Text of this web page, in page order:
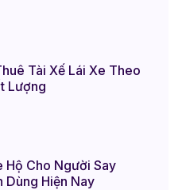
Tài Xế Lái Xe Theo
Lượng
Hộ Cho Người Say
Hiện Nay